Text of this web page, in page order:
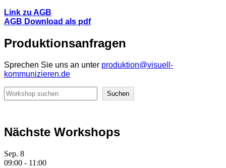
Link zu AGB
AGB Download als pdf
Produktionsanfragen
Sprechen Sie uns an unter produktion@visuell-
kommunizieren.de
Suchen
Suchen
Nächste Workshops
Sep. 8
09:00 - 11:00